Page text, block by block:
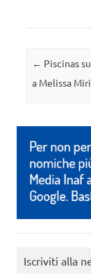
Navigazione
← Piscinas
a Melissa
Iscriviti alla